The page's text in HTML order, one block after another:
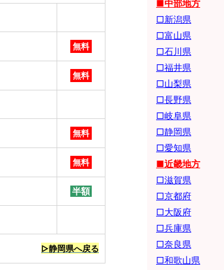
無料
無料
無料
無料
半額
▷静岡県へ戻る
■中部地方
□新潟県
□富山県
□石川県
□福井県
□山梨県
□長野県
□岐阜県
□静岡県
□愛知県
■近畿地方
□滋賀県
□京都府
□大阪府
□兵庫県
□奈良県
□和歌山県